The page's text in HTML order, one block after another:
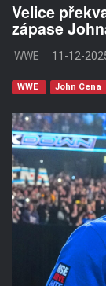
Velice
zápase
WWE 11-12-
WWE John Cena